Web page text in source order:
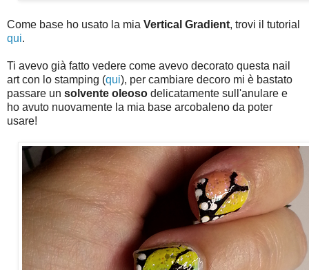
Come base ho usato la mia Vertical Gradient, trovi il tutorial
qui.
Ti avevo già fatto vedere come avevo decorato questa nail
art con lo stamping (qui), per cambiare decoro mi è bastato
passare un solvente oleoso delicatamente sull'anulare e
ho avuto nuovamente la mia base arcobaleno da poter
usare!